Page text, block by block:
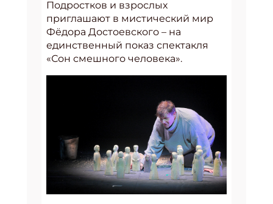
Подростков и взрослых
приглашают в мистический мир
Фёдора Достоевского – на
единственный показ спектакля
«Сон смешного человека».